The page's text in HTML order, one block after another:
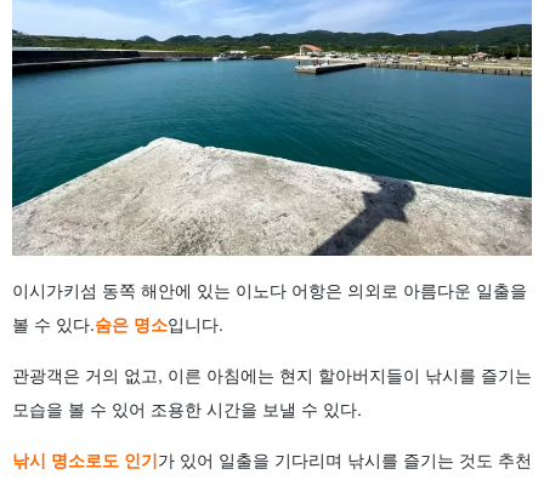
이시가키섬 동쪽 해안에 있는 이노다 어항은 의외로 아름다운 일출을
볼 수 있다.숨은 명소입니다.
관광객은 거의 없고, 이른 아침에는 현지 할아버지들이 낚시를 즐기는
모습을 볼 수 있어 조용한 시간을 보낼 수 있다.
낚시 명소로도 인기가 있어 일출을 기다리며 낚시를 즐기는 것도 추천